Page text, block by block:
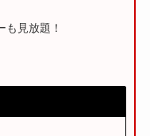
も見放題！